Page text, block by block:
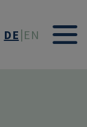
DE EN